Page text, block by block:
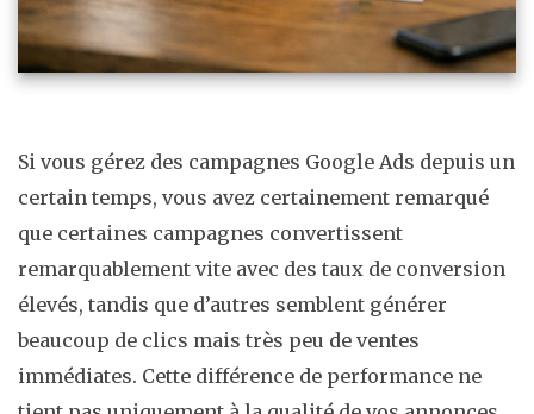
Si vous gérez des campagnes Google Ads depuis un
certain temps, vous avez certainement remarqué
que certaines campagnes convertissent
remarquablement vite avec des taux de conversion
élevés, tandis que d’autres semblent générer
beaucoup de clics mais très peu de ventes
immédiates. Cette différence de performance ne